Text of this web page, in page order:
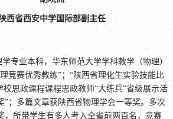
陕西省西安中学国际部副主任
专业本科，华东师范大学学科教学（物理）
竞赛优秀教练”；“陕西省理化生实验技能比
校思政课程课程思政教师“大练兵”省级展示活
”；多篇文章获陕西省物理学会一等奖。多次
，所带学生有多人考入全省前两百名，竞赛